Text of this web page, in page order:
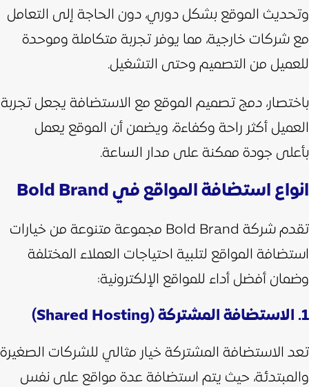
وتحديث الموقع بشكل دوري، دون الحاجة إلى التعامل
مع شركات خارجية، مما يوفر تجربة متكاملة وموحدة
للعميل من التصميم وحتى التشغيل.
باختصار، دمج تصميم الموقع مع الاستضافة يجعل تجربة
العميل أكثر راحة وكفاءة، ويضمن أن الموقع يعمل
بأعلى جودة ممكنة على مدار الساعة.
انواع استضافة المواقع في Bold Brand
تقدم شركة Bold Brand مجموعة متنوعة من خيارات
استضافة المواقع لتلبية احتياجات العملاء المختلفة
وضمان أفضل أداء للمواقع الإلكترونية:
1. الاستضافة المشتركة (Shared Hosting)
تعد الاستضافة المشتركة خيار مثالي للشركات الصغيرة
والمبتدئة، حيث يتم استضافة عدة مواقع على نفس